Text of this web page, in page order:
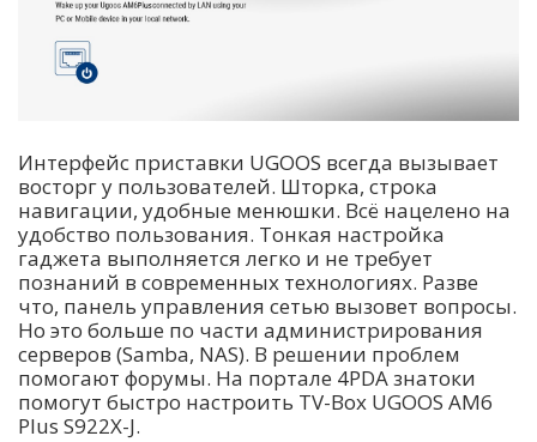
Интерфейс приставки UGOOS всегда вызывает
восторг у пользователей. Шторка, строка
навигации, удобные менюшки. Всё нацелено на
удобство пользования. Тонкая настройка
гаджета выполняется легко и не требует
познаний в современных технологиях. Разве
что, панель управления сетью вызовет вопросы.
Но это больше по части администрирования
серверов (Samba, NAS). В решении проблем
помогают форумы. На портале 4PDA знатоки
помогут быстро настроить TV-Box UGOOS AM6
Plus S922X-J.